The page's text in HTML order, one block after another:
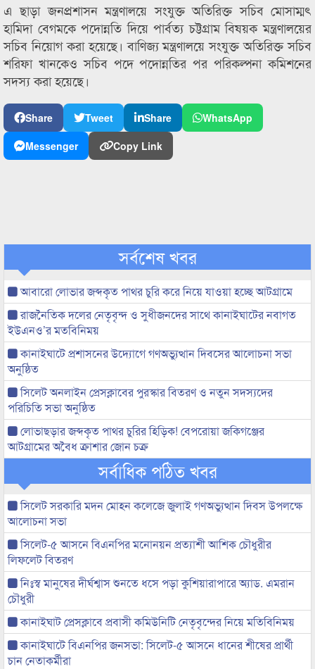
এ ছাড়া জনপ্রশাসন মন্ত্রণালয়ে সংযুক্ত অতিরিক্ত সচিব মোসাম্মৎ
হামিদা বেগমকে পদোন্নতি দিয়ে পার্বত্য চট্টগ্রাম বিষয়ক মন্ত্রণালয়ের
সচিব নিয়োগ করা হয়েছে। বাণিজ্য মন্ত্রণালয়ে সংযুক্ত অতিরিক্ত সচিব
শরিফা খানকেও সচিব পদে পদোন্নতির পর পরিকল্পনা কমিশনের
সদস্য করা হয়েছে।
Share Tweet Share
WhatsApp
Messenger
Copy Link
সর্বশেষ খবর
আবারো লোভার জব্দকৃত পাথর চুরি করে নিয়ে যাওয়া হচ্ছে আটগ্রামে
রাজনৈতিক দলের নেতৃবৃন্দ ও সুধীজনদের সাথে কানাইঘাটের নবাগত
ইউএনও’র মতবিনিময়
কানাইঘাটে প্রশাসনের উদ্যোগে গণঅভ্যুত্থান দিবসের আলোচনা সভা
অনুষ্ঠিত
সিলেট অনলাইন প্রেসক্লাবের পুরস্কার বিতরণ ও নতুন সদস্যদের
পরিচিতি সভা অনুষ্ঠিত
লোভাছড়ার জব্দকৃত পাথর চুরির হিড়িক! বেপরোয়া জকিগঞ্জের
আটগ্রামের অবৈধ ক্রাশার জোন চক্র
সর্বাধিক পঠিত খবর
সিলেট সরকারি মদন মোহন কলেজে জুলাই গণঅভ্যুত্থান দিবস উপলক্ষে
আলোচনা সভা
সিলেট-৫ আসনে বিএনপির মনোনয়ন প্রত্যাশী আশিক চৌধুরীর
লিফলেট বিতরণ
নিঃস্ব মানুষের দীর্ঘশ্বাস শুনতে ধসে পড়া কুশিয়ারাপারে অ্যাড. এমরান
চৌধুরী
কানাইঘাট প্রেসক্লাবে প্রবাসী কমিউনিটি নেতৃবৃন্দের নিয়ে মতিবিনিময়
কানাইঘাটে বিএনপির জনসভা: সিলেট-৫ আসনে ধানের শীষের প্রার্থী
চান নেতাকর্মীরা